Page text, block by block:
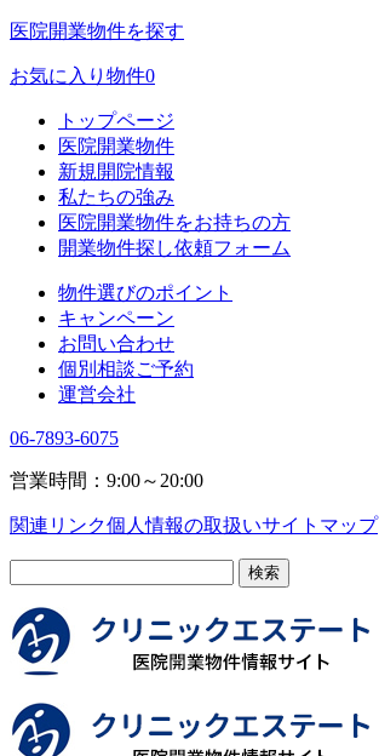
医院開業物件を探す
お気に入り物件0
トップページ
医院開業物件
新規開院情報
私たちの強み
医院開業物件をお持ちの方
開業物件探し依頼フォーム
物件選びのポイント
キャンペーン
お問い合わせ
個別相談ご予約
運営会社
06-7893-6075
営業時間：9:00～20:00
関連リンク個人情報の取扱いサイトマップ